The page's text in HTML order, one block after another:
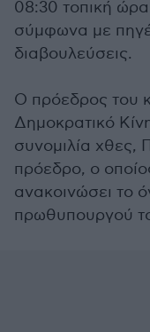
08:30 τοπική
σύμφωνα με
διαβουλεύσεις.
Ο πρόεδρος του
Δημοκρατικό
συνομιλία χθες,
πρόεδρο, ο
ανακοινώσει το
πρωθυπουργού